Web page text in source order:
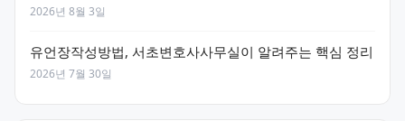
2026년 8월 3일
유언장작성방법, 서초변호사사무실이 알려주는 핵심 정리
2026년 7월 30일